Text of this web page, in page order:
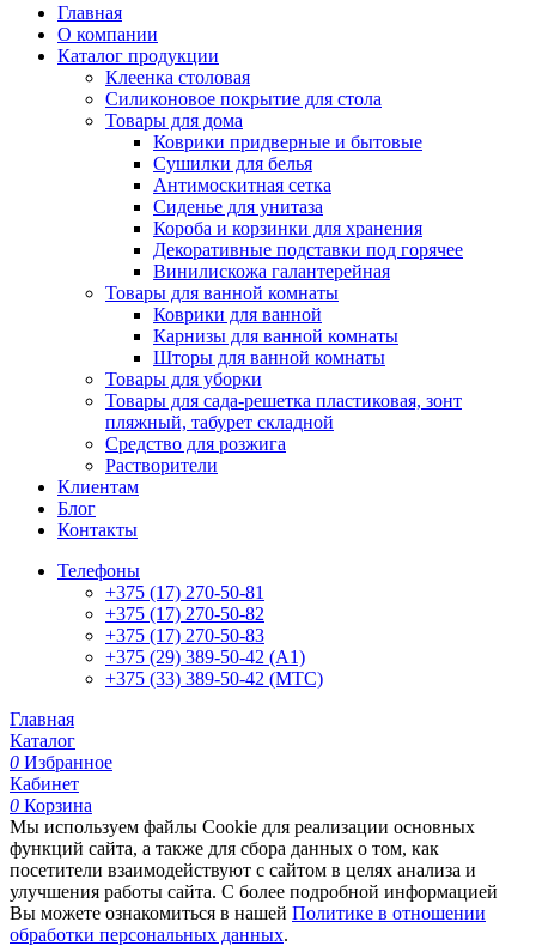
Главная
О компании
Каталог продукции
Клеенка столовая
Силиконовое покрытие для стола
Товары для дома
Коврики придверные и бытовые
Сушилки для белья
Антимоскитная сетка
Сиденье для унитаза
Короба и корзинки для хранения
Декоративные подставки под горячее
Винилискожа галантерейная
Товары для ванной комнаты
Коврики для ванной
Карнизы для ванной комнаты
Шторы для ванной комнаты
Товары для уборки
Товары для сада-решетка пластиковая, зонт
пляжный, табурет складной
Средство для розжига
Растворители
Клиентам
Блог
Контакты
Телефоны
+375 (17) 270-50-81
+375 (17) 270-50-82
+375 (17) 270-50-83
+375 (29) 389-50-42 (А1)
+375 (33) 389-50-42 (МТС)
Главная
Каталог
0 Избранное
Кабинет
0 Корзина
Мы используем файлы Cookie для реализации основных
функций сайта, а также для сбора данных о том, как
посетители взаимодействуют с сайтом в целях анализа и
улучшения работы сайта. С более подробной информацией
Вы можете ознакомиться в нашей Политике в отношении
обработки персональных данных.